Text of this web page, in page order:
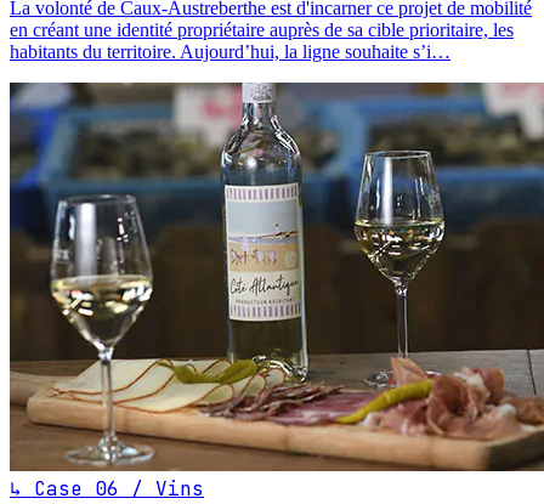
La volonté de Caux-Austreberthe est d'incarner ce projet de mobilité
en créant une identité propriétaire auprès de sa cible prioritaire, les
habitants du territoire. Aujourd’hui, la ligne souhaite s’i…
↳ Case 06 / Vins